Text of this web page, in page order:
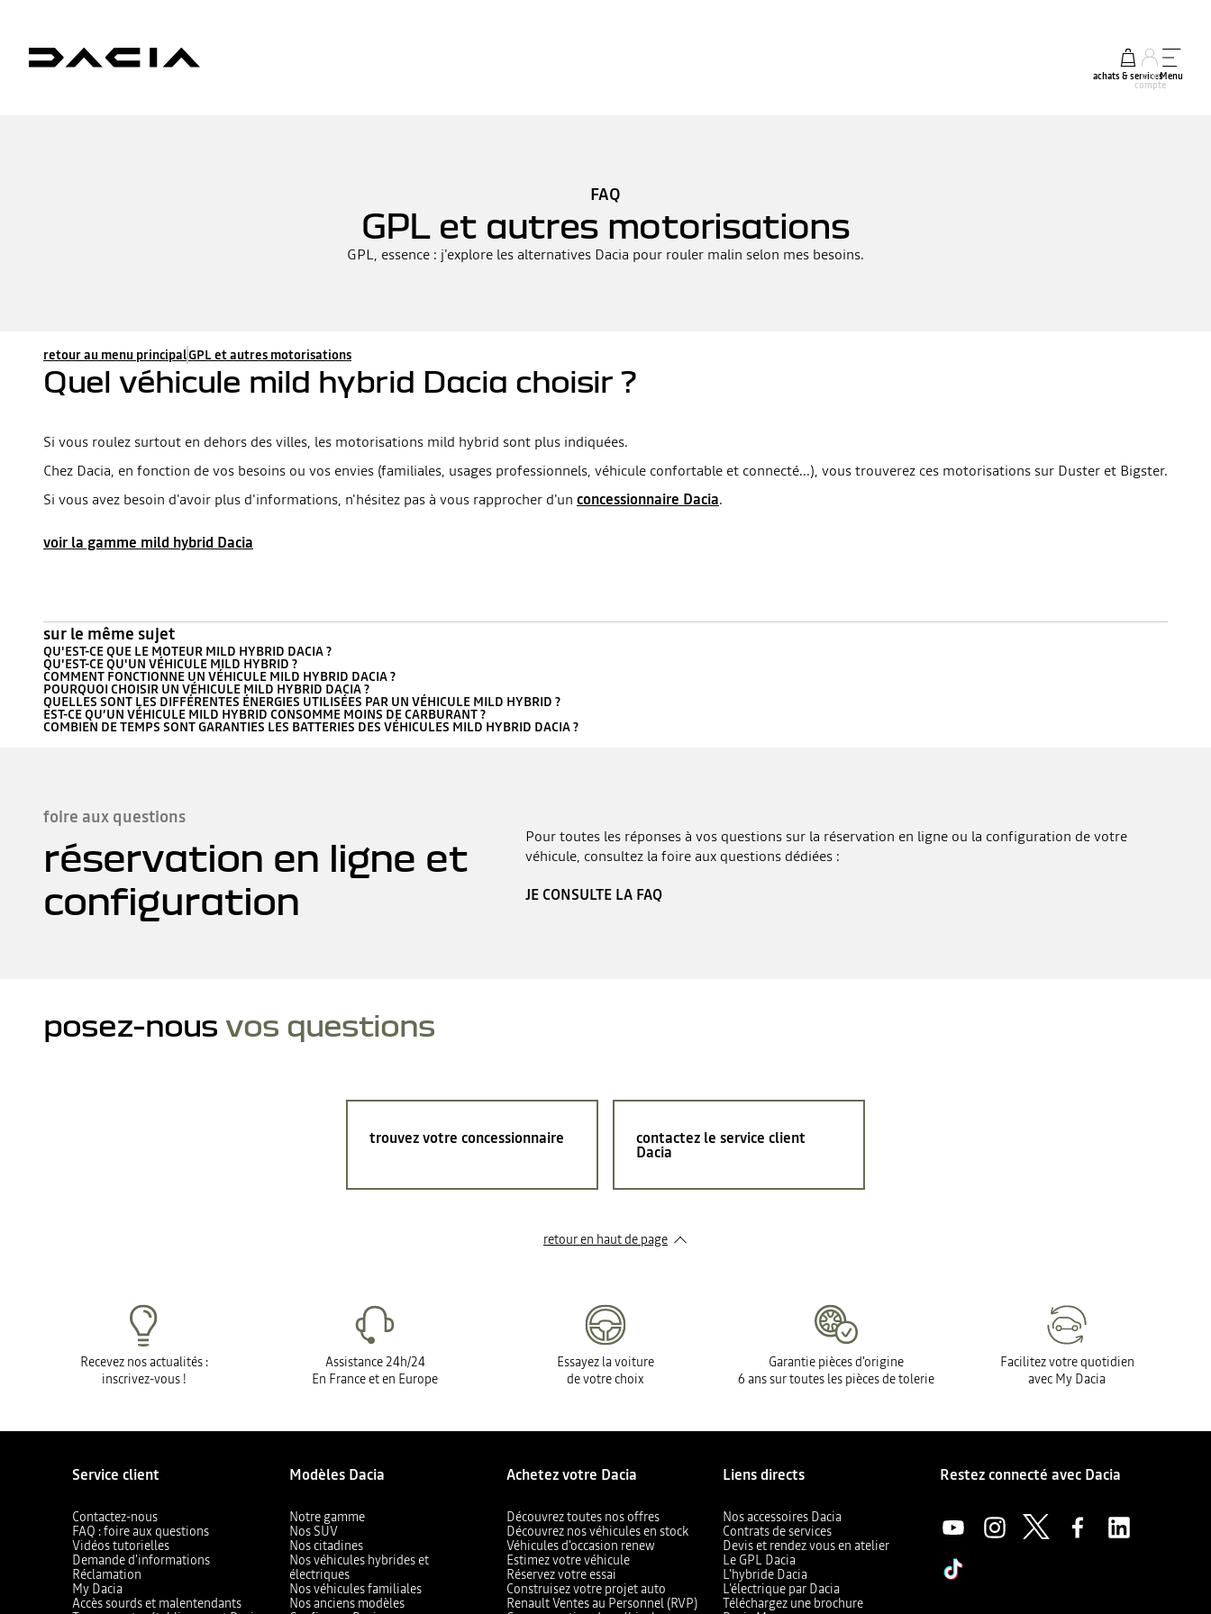
achats & services
mon
compte
Menu
FAQ
GPL et autres motorisations
GPL, essence : j'explore les alternatives Dacia pour rouler malin selon mes besoins.
retour au menu principalGPL et autres motorisations
Quel véhicule mild hybrid Dacia choisir ?
Si vous roulez surtout en dehors des villes, les motorisations mild hybrid sont plus indiquées.
Chez Dacia, en fonction de vos besoins ou vos envies (familiales, usages professionnels, véhicule confortable et connecté...), vous trouverez ces motorisations sur Duster et Bigster.
Si vous avez besoin d'avoir plus d'informations, n'hésitez pas à vous rapprocher d'un concessionnaire Dacia.
voir la gamme mild hybrid Dacia
sur le même sujet
QU'EST-CE QUE LE MOTEUR MILD HYBRID DACIA ?
QU'EST-CE QU'UN VÉHICULE MILD HYBRID ?
COMMENT FONCTIONNE UN VÉHICULE MILD HYBRID DACIA ?
POURQUOI CHOISIR UN VÉHICULE MILD HYBRID DACIA ?
QUELLES SONT LES DIFFÉRENTES ÉNERGIES UTILISÉES PAR UN VÉHICULE MILD HYBRID ?
EST-CE QU’UN VÉHICULE MILD HYBRID CONSOMME MOINS DE CARBURANT ?
COMBIEN DE TEMPS SONT GARANTIES LES BATTERIES DES VÉHICULES MILD HYBRID DACIA ?
foire aux questions
réservation en ligne et
configuration
Pour toutes les réponses à vos questions sur la réservation en ligne ou la configuration de votre
véhicule, consultez la foire aux questions dédiées :
JE CONSULTE LA FAQ
posez-nous vos questions
trouvez votre concessionnaire contactez le service client
Dacia
retour en haut de page​
Recevez nos actualités :
inscrivez-vous !
Assistance 24h/24
En France et en Europe
Essayez la voiture
de votre choix
Garantie pièces d'origine
6 ans sur toutes les pièces de tolerie
Facilitez votre quotidien
avec My Dacia
Service client
Contactez-nous
FAQ : foire aux questions
Vidéos tutorielles
Demande d'informations
Réclamation
My Dacia
Accès sourds et malentendants
Modèles Dacia
Notre gamme
Nos SUV
Nos citadines
Nos véhicules hybrides et
électriques
Nos véhicules familiales
Nos anciens modèles
Achetez votre Dacia
Découvrez toutes nos offres
Découvrez nos véhicules en stock
Véhicules d'occasion renew
Estimez votre véhicule
Réservez votre essai
Construisez votre projet auto
Renault Ventes au Personnel (RVP)
Liens directs
Nos accessoires Dacia
Contrats de services
Devis et rendez vous en atelier
Le GPL Dacia
L'hybride Dacia
L’électrique par Dacia
Téléchargez une brochure
Restez connecté avec Dacia